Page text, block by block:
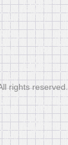
rights reserved.